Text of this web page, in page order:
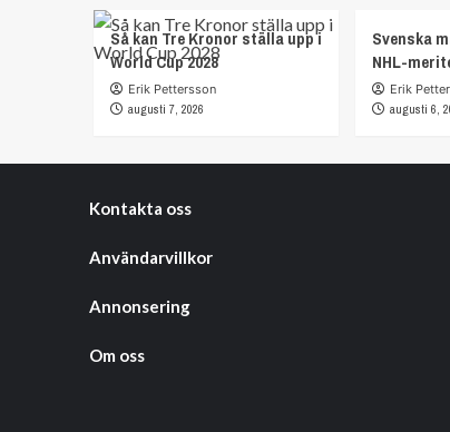
Så kan Tre Kronor ställa upp i
World Cup 2028
Erik Pettersson
augusti 7, 2026
Svenska
NHL-
Erik
augusti 6,
Kontakta oss
Användarvillkor
Annonsering
Om oss